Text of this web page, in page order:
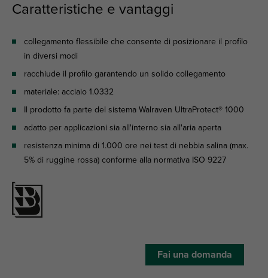
Caratteristiche e vantaggi
collegamento flessibile che consente di posizionare il profilo
in diversi modi
racchiude il profilo garantendo un solido collegamento
materiale: acciaio 1.0332
Il prodotto fa parte del sistema Walraven UltraProtect® 1000
adatto per applicazioni sia all'interno sia all'aria aperta
resistenza minima di 1.000 ore nei test di nebbia salina (max.
5% di ruggine rossa) conforme alla normativa ISO 9227
Fai una domanda